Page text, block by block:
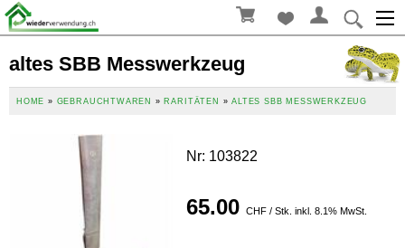
altes SBB Messwerkzeug
HOME » GEBRAUCHTWAREN » RARITÄTEN »ALTES SBB MESSWERKZEUG
Nr: 103822
65.00 CHF / Stk. inkl. 8.1% MwSt.